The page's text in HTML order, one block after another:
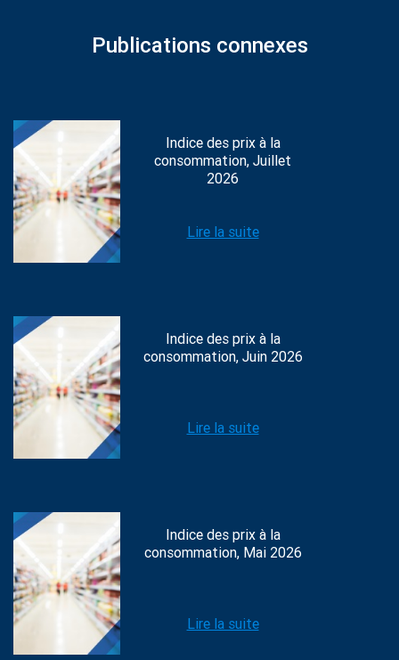
Publications connexes
Indice des prix à la
consommation, Juillet
2026
Lire la suite
Indice des prix à la
consommation, Juin 2026
Lire la suite
Indice des prix à la
consommation, Mai 2026
Lire la suite